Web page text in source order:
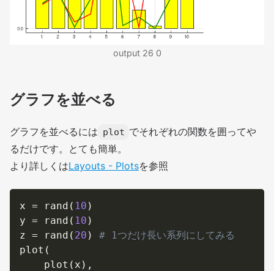
output 26 0
グラフを並べる
グラフを並べるには plot でそれぞれの関数を囲ってや
るだけです。とても簡単。
より詳しくはLayouts - Plotsを参照
x = rand ( 10 )
y = rand ( 10 )
z = rand ( 20 )
# 1つだけ長い系列にしてみる
plot (
    plot
( x ) ,